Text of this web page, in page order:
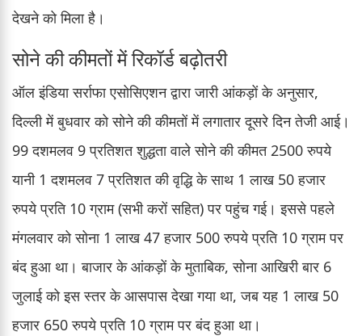
देखने को मिला है।
सोने की कीमतों में रिकॉर्ड बढ़ोतरी
ऑल इंडिया सर्राफा एसोसिएशन द्वारा जारी आंकड़ों के अनुसार,
दिल्ली में बुधवार को सोने की कीमतों में लगातार दूसरे दिन तेजी आई।
99 दशमलव 9 प्रतिशत शुद्धता वाले सोने की कीमत 2500 रुपये
यानी 1 दशमलव 7 प्रतिशत की वृद्धि के साथ 1 लाख 50 हजार
रुपये प्रति 10 ग्राम (सभी करों सहित) पर पहुंच गई। इससे पहले
मंगलवार को सोना 1 लाख 47 हजार 500 रुपये प्रति 10 ग्राम पर
बंद हुआ था। बाजार के आंकड़ों के मुताबिक, सोना आखिरी बार 6
जुलाई को इस स्तर के आसपास देखा गया था, जब यह 1 लाख 50
हजार 650 रुपये प्रति 10 ग्राम पर बंद हुआ था।